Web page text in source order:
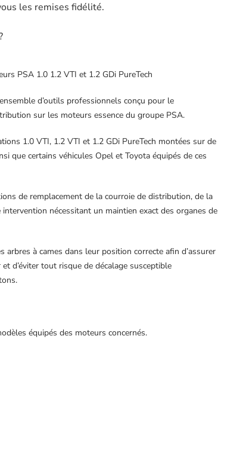
les remises fidélité.
PSA 1.0 1.2 VTI et 1.2 GDi PureTech
d’outils professionnels conçu pour le
sur les moteurs essence du groupe PSA.
1.0 VTI, 1.2 VTI et 1.2 GDi PureTech montées sur de
que certains véhicules Opel et Toyota équipés de ces
de remplacement de la courroie de distribution, de la
nécessitant un maintien exact des organes de
à cames dans leur position correcte afin d’assurer
d’éviter tout risque de décalage susceptible
équipés des moteurs concernés.